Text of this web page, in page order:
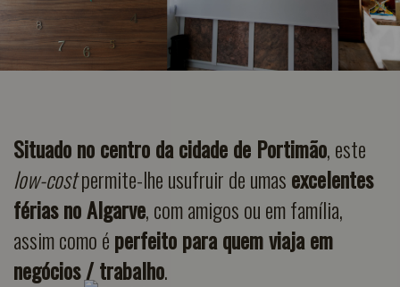
Situado no centro da cidade de Portimão, este
low-costpermite-lhe usufruir de umasexcelentes
férias no Algarve, com amigos ou em família,
assim como éperfeito para quem viaja em
negócios / trabalho.